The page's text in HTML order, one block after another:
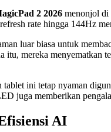
2 2026 menonjol di
rate hingga 144Hz
luar biasa untuk
mereka menyematkan
ini tetap nyaman
juga memberikan
AI